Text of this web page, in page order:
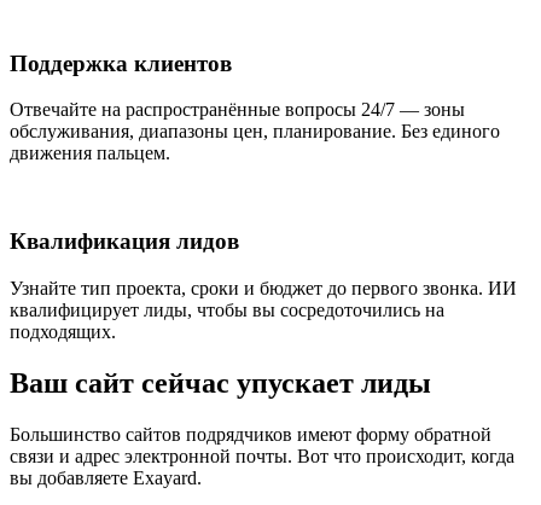
Поддержка клиентов
Отвечайте на распространённые вопросы 24/7 — зоны
обслуживания, диапазоны цен, планирование. Без единого
движения пальцем.
Квалификация лидов
Узнайте тип проекта, сроки и бюджет до первого звонка. ИИ
квалифицирует лиды, чтобы вы сосредоточились на
подходящих.
Ваш сайт сейчас упускает лиды
Большинство сайтов подрядчиков имеют форму обратной
связи и адрес электронной почты. Вот что происходит, когда
вы добавляете Exayard.